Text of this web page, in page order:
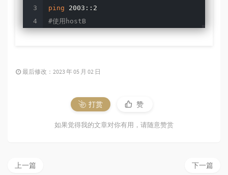
ping
#使用hostB
最后修改：2023 年 05 月 02 日
打赏 赞
如果觉得我的文章对你有用，请随意赞赏
下一篇
上一篇